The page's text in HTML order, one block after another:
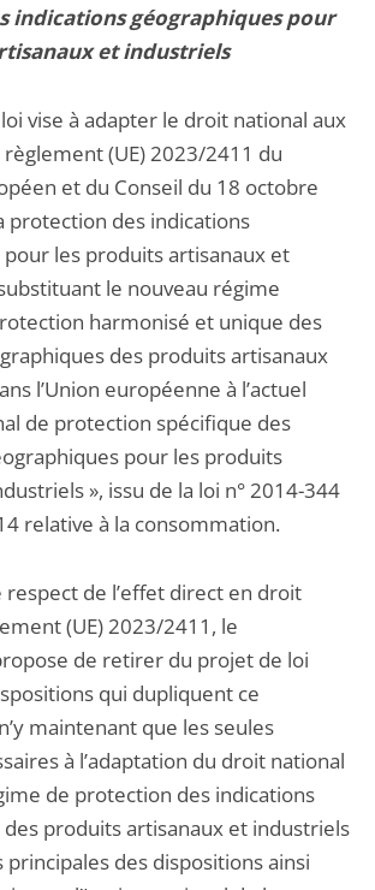
indications géographiques pour
et industriels
vise à adapter le droit national aux
(UE) 2023/2411 du
et du Conseil du 18 octobre
protection des indications
les produits artisanaux et
le nouveau régime
harmonisé et unique des
des produits artisanaux
l’Union européenne à l’actuel
de protection spécifique des
pour les produits
», issu de la loi n° 2014-344
relative à la consommation.
respect de l’effet direct en droit
(UE) 2023/2411, le
de retirer du projet de loi
qui dupliquent ce
maintenant que les seules
à l’adaptation du droit national
de protection des indications
produits artisanaux et industriels
principales des dispositions ainsi